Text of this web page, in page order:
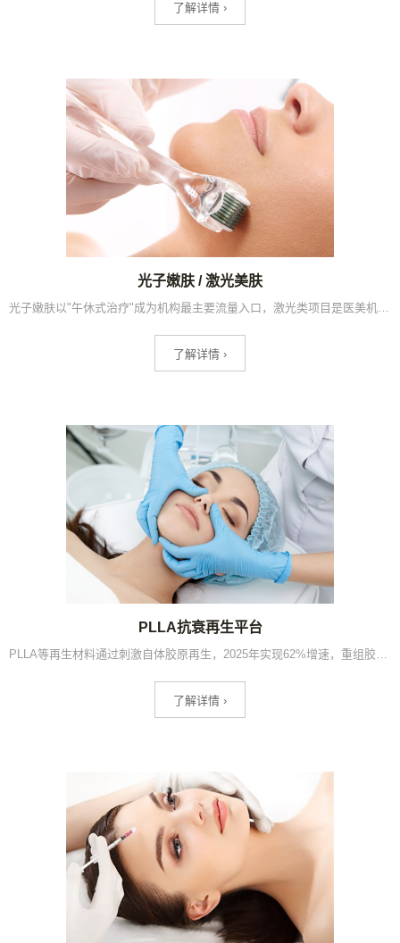
了解详情 ›
光子嫩肤 / 激光美肤
光子嫩肤以"午休式治疗"成为机构最主要流量入口，激光类项目是医美机构日均接诊量最大的单一设备类项目，2025年射频设备合规率已提升68%。
了解详情 ›
PLLA抗衰再生平台
PLLA等再生材料通过刺激自体胶原再生，2025年实现62%增速，重组胶原蛋白械字号产品2024年增长1219%，是轻医美最高增速细分及高净值客群复购率最高的抗衰方向。
了解详情 ›